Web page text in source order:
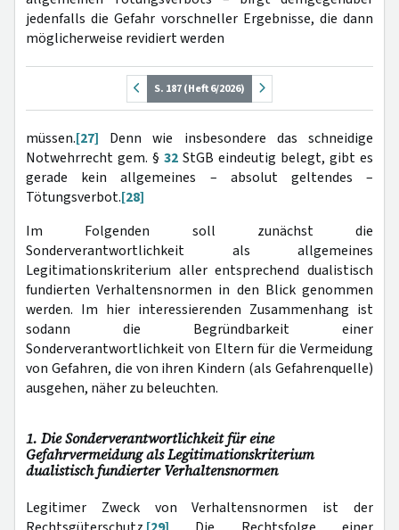
jedenfalls die Gefahr vorschneller Ergebnisse, die dann
möglicherweise revidiert werden
S. 187 (Heft 6/2026)
müssen.[27] Denn wie insbesondere das schneidige
Notwehrrecht gem. § 32 StGB eindeutig belegt, gibt es
gerade kein allgemeines – absolut geltendes –
Tötungsverbot.[28]
Im Folgenden soll zunächst die
Sonderverantwortlichkeit als allgemeines
Legitimationskriterium aller entsprechend dualistisch
fundierten Verhaltensnormen in den Blick genommen
werden. Im hier interessierenden Zusammenhang ist
sodann die Begründbarkeit einer
Sonderverantwortlichkeit von Eltern für die Vermeidung
von Gefahren, die von ihren Kindern (als Gefahrenquelle)
ausgehen, näher zu beleuchten.
1. Die Sonderverantwortlichkeit für eine
Gefahrvermeidung als Legitimationskriterium
dualistisch fundierter Verhaltensnormen
Legitimer Zweck von Verhaltensnormen ist der